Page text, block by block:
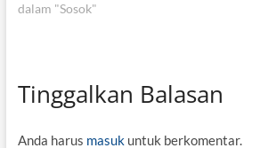
dalam "Sosok"
Tinggalkan Balasan
Anda harus masukuntuk berkomentar.